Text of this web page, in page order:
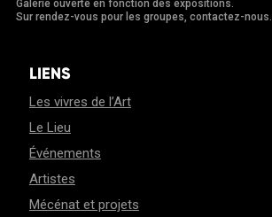
Galerie ouverte en fonction des expositions.
Sur rendez-vous pour les groupes, contactez-nous.
LIENS
Les vivres de l’Art
Le Lieu
Événements
Artistes
Mécénat et projets